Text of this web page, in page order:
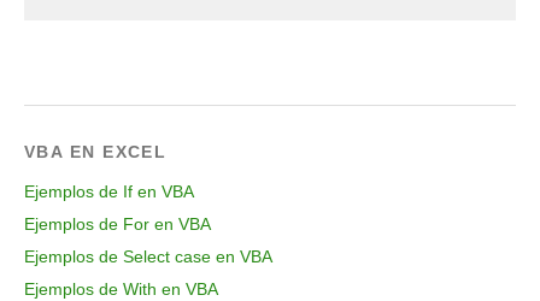
VBA EN EXCEL
Ejemplos de If en VBA
Ejemplos de For en VBA
Ejemplos de Select case en VBA
Ejemplos de With en VBA